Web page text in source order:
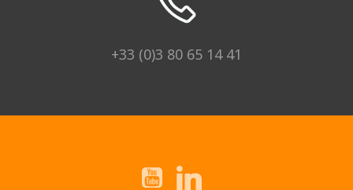
+33 (0)3 80 65 14 41